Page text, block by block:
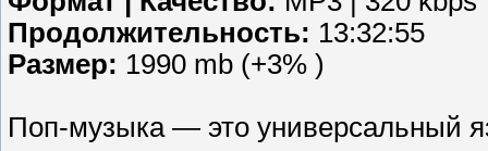
Продолжительность: 13:32:55
Размер: 1990 mb (+3% )
Поп-музыка — это универсальный